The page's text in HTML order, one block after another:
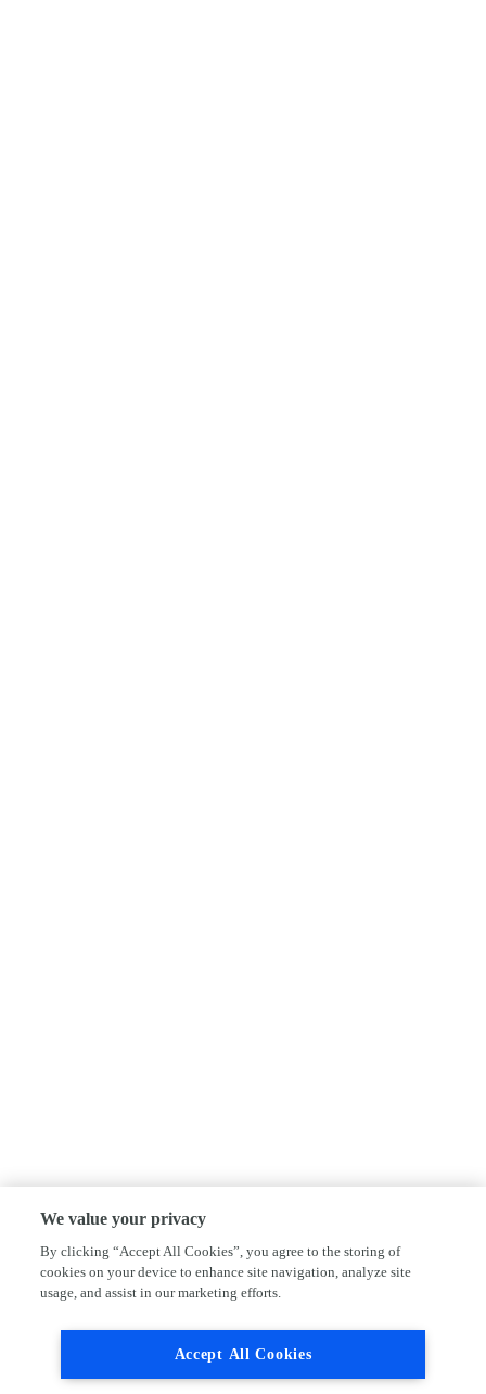
We value your privacy
By clicking “Accept All Cookies”, you agree to the storing of
cookies on your device to enhance site navigation, analyze site
usage, and assist in our marketing efforts.
Accept All Cookies